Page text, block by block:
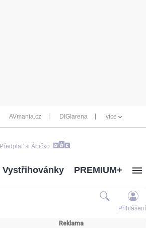
AVmania.cz DIGIarena více
Předplať si Ábíčko
Vystřihovánky PREMIUM+
Přihlášení